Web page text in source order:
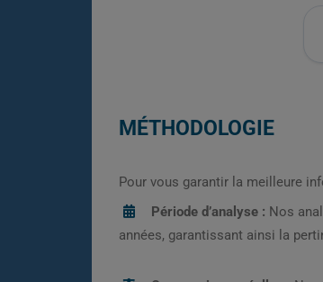
MÉTHODOLOGIE
Pour vous garantir la meilleure
Période d’analyse : Nos
années, garantissant ainsi la